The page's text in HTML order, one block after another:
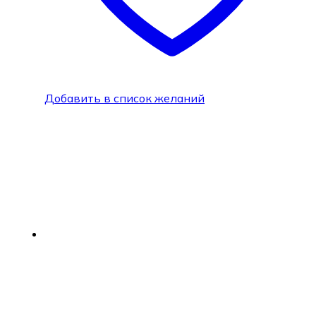
Добавить в список желаний